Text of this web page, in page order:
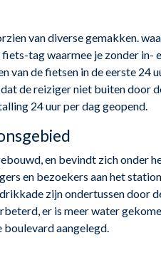
van diverse gemakken.
fiets-tag waarmee je zonder in-
van de fietsen in de eerste 24
de reiziger niet buiten door
24 uur per dag geopend.
en bevindt zich onder
en bezoekers aan het
zijn ondertussen door
er is meer water
boulevard aangelegd.